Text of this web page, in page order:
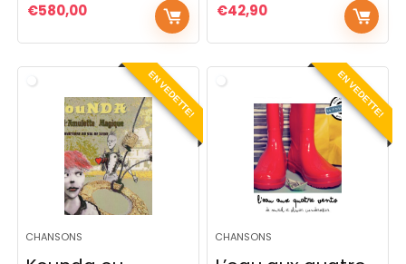
€580,00 €42,90
EN VEDETTE!
CHANSONS
EN VEDETTE!
CHANSONS